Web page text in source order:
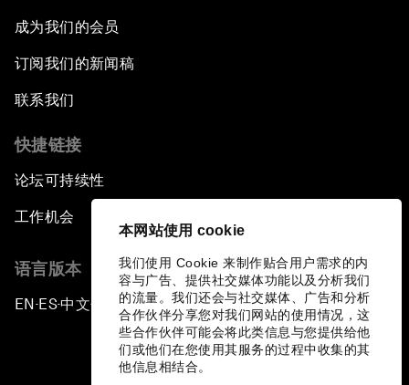
本网站使用 cookie
我们使用 Cookie 来制作贴合用户需求的内
容与广告、提供社交媒体功能以及分析我们
的流量。我们还会与社交媒体、广告和分析
合作伙伴分享您对我们网站的使用情况，这
些合作伙伴可能会将此类信息与您提供给他
们或他们在您使用其服务的过程中收集的其
他信息相结合。
成为我们的会员
订阅我们的新闻稿
联系我们
快捷链接
论坛可持续性
工作机会
语言版本
EN ▪ES▪中文▪ 日本語